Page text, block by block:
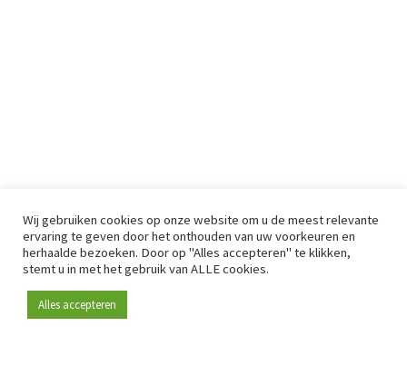
Wij gebruiken cookies op onze website om u de meest relevante
ervaring te geven door het onthouden van uw voorkeuren en
herhaalde bezoeken. Door op "Alles accepteren" te klikken,
stemt u in met het gebruik van ALLE cookies.
Alles accepteren